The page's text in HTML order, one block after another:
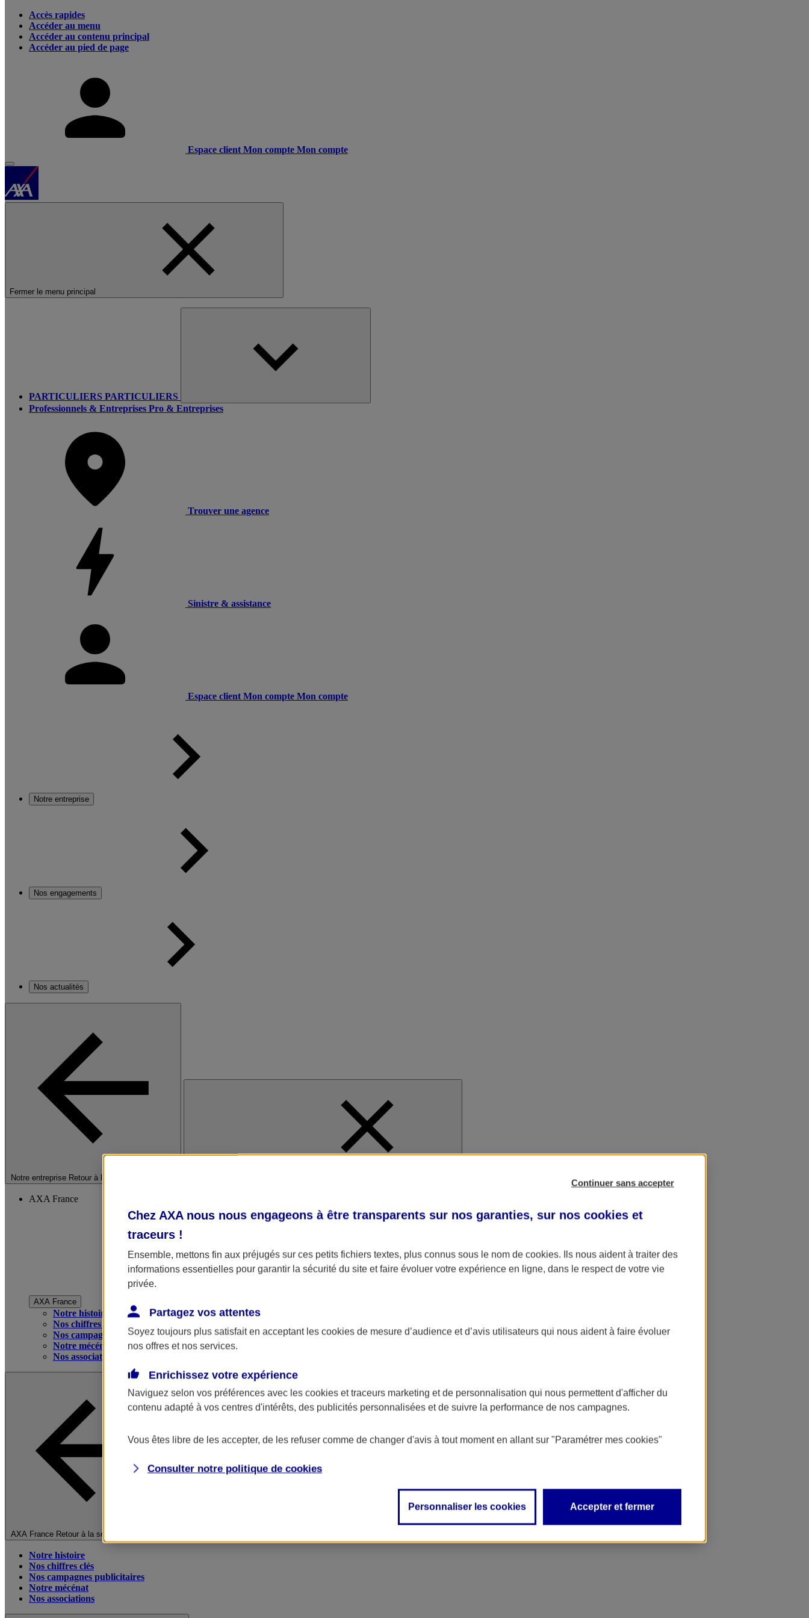
Accès rapides
Accéder au menu
Accéder au contenu principal
Accéder au pied de page
Espace client Mon compte Mon compte
Fermer le menu principal
PARTICULIERS PARTICULIERS
Professionnels & Entreprises Pro & Entreprises
Trouver une agence
Sinistre & assistance
Espace client Mon compte Mon compte
Notre entreprise
Nos engagements
Nos actualités
Notre entreprise Retour à la section précédente
AXA France
AXA France
Notre histoire
Nos chiffres clés
Nos campagnes publicitaires
Notre mécénat
Nos associations
AXA France Retour à la section précédente
Notre histoire
Nos chiffres clés
Nos campagnes publicitaires
Notre mécénat
Nos associations
Continuer sans accepter
Chez AXA nous nous engageons à être transparents sur nos garanties, sur nos cookies et
traceurs !
Ensemble, mettons fin aux préjugés sur ces petits fichiers textes, plus connus sous le nom de cookies. Ils nous aident à traiter des
informations essentielles pour garantir la sécurité du site et faire évoluer votre expérience en ligne, dans le respect de votre vie
privée.
Partagez vos attentes
Soyez toujours plus satisfait en acceptant les cookies de mesure d’audience et d’avis utilisateurs qui nous aident à faire évoluer
nos offres et nos services.
Enrichissez votre expérience
Naviguez selon vos préférences avec les cookies et traceurs marketing et de personnalisation qui nous permettent d'afficher du
contenu adapté à vos centres d'intérêts, des publicités personnalisées et de suivre la performance de nos campagnes.
Vous êtes libre de les accepter, de les refuser comme de changer d'avis à tout moment en allant sur "Paramétrer mes cookies"
Consulter notre politique de cookies
Personnaliser les cookies Accepter et fermer